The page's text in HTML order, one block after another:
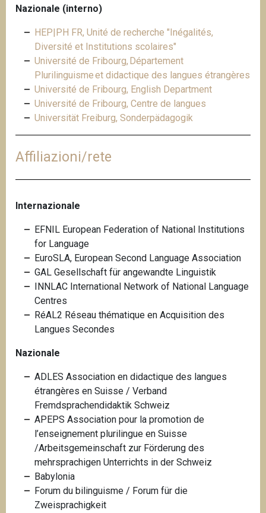
Nazionale (interno)
HEP|PH FR, Unité de recherche "Inégalités,
Diversité et Institutions scolaires"
Université de Fribourg, Département
Plurilinguisme et didactique des langues étrangères
Université de Fribourg, English Department
Université de Fribourg, Centre de langues
Universität Freiburg, Sonderpädagogik
Affiliazioni/rete
Internazionale
EFNIL European Federation of National Institutions
for Language
EuroSLA, European Second Language Association
GAL Gesellschaft für angewandte Linguistik
INNLAC International Network of National Language
Centres
RéAL2 Réseau thématique en Acquisition des
Langues Secondes
Nazionale
ADLES Association en didactique des langues
étrangères en Suisse / Verband
Fremdsprachendidaktik Schweiz
APEPS Association pour la promotion de
l’enseignement plurilingue en Suisse
/Arbeitsgemeinschaft zur Förderung des
mehrsprachigen Unterrichts in der Schweiz
Babylonia
Forum du bilinguisme / Forum für die
Zweisprachigkeit